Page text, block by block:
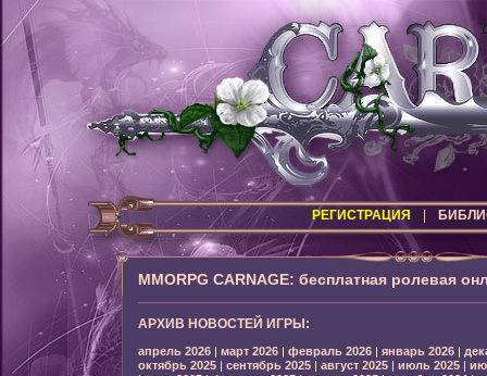
РЕГИСТРАЦИЯ
MMORPG CARNAGE: бесплатная ролевая
АРХИВ НОВОСТЕЙ ИГРЫ:
апрель 2026| март 2026| февраль 2026| январь 2026|
октябрь 2025| сентябрь 2025| август 2025| июль 2025|